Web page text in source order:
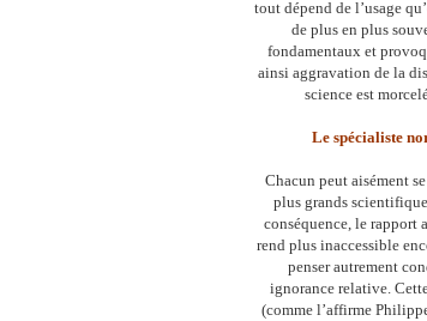
tout dépend de l’usage
de plus en plus
fondamentaux et
ainsi aggravation de la
science est
Le spécialiste
Chacun peut aisément
plus grands
conséquence, le rapport
rend plus inaccessible
penser autrement
ignorance relative.
(comme l’affirme